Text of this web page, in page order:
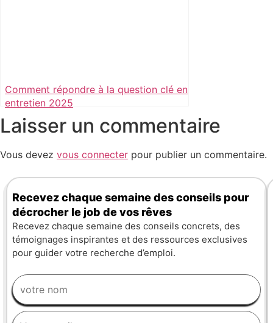
Comment répondre à la question clé en
entretien 2025
Laisser un commentaire
Vous devez vous connecter pour publier un commentaire.
Recevez chaque semaine des conseils pour
décrocher le job de vos rêves
Recevez chaque semaine des conseils concrets, des
témoignages inspirantes et des ressources exclusives
pour guider votre recherche d’emploi.